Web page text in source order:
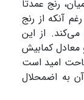
رنج عمدتاً
آنکه از رنج
از این
کمابیش
امید است
به اضمحلال